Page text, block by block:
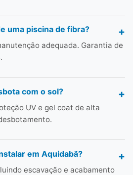
uma piscina de fibra?
adequada. Garantia de
com o sol?
UV e gel coat de alta
em Aquidabã?
escavação e acabamento